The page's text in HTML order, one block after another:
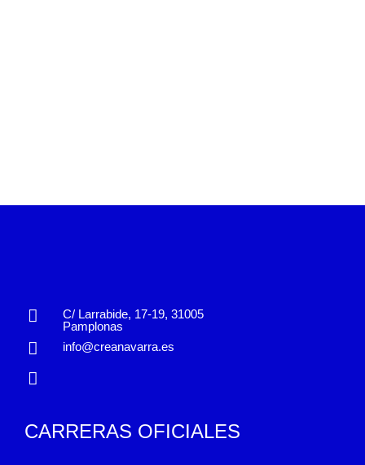
C/ Larrabide, 17-19, 31005
Pamplonas
info@creanavarra.es
CARRERAS OFICIALES